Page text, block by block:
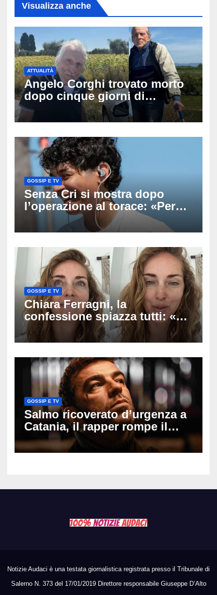
Visualizza anche
ATTUALITÀ
Angelo Corghi trovato morto
dopo cinque giorni di
ricerche: il giallo dell’80enne
scomparso dopo essere
GOSSIP E TV
Senza Cri si mostra dopo
l’operazione al torace: «Per
anni mi sentivo in trappola», il
racconto sul difficile percorso
GOSSIP E TV
Chiara Ferragni, la
confessione spiazza tutti: «Un
mio ex voleva che mi rifacessi
il seno». Poi svela i ritocchi di
GOSSIP E TV
Salmo ricoverato d’urgenza a
Catania, il rapper rompe il
silenzio dopo la notte in
ospedale: come sta e cosa
Notizie Audaci è una testata giornalistica registrata presso il Tribunale di
Salerno N. 373 del 17/01/2019 Direttore responsabile Giuseppe D’Alto